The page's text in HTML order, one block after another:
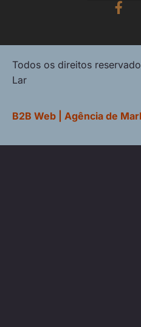
Todos os direitos
Lar
B2B Web | Agência de